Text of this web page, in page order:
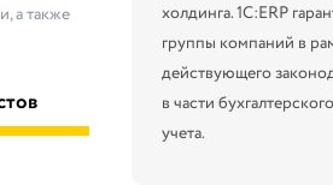
а также
холдинга. 1С:ERP
группы компаний в
действующего
в части
учета.